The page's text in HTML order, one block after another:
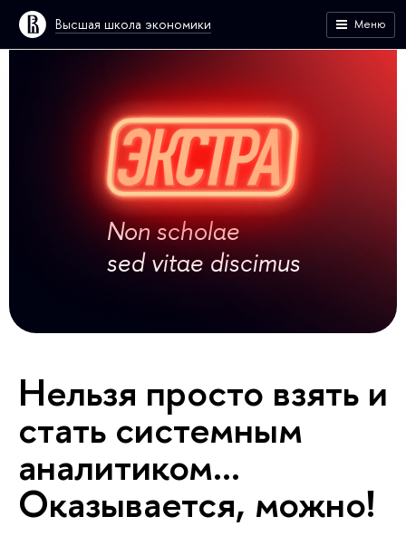
Высшая школа экономики Меню
Non scholae
sed vitae discimus
Нельзя просто взять и
стать системным
аналитиком…
Оказывается, можно!